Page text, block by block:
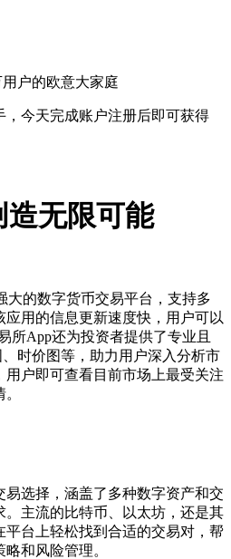
用户的欧意大家庭
今天完成账户注册后即可获得
造无限可能
大的数字货币交易平台，支持多
用的信息更新速度快，用户可以
所App还为投资者提供了专业且
时价图等，助力用户深入分析市
户即可查看目前市场上最受关注
选择，涵盖了多种数字资产和交
主流的比特币、以太坊，还是其
台上轻松找到合适的交易对，帮
和风险管理。